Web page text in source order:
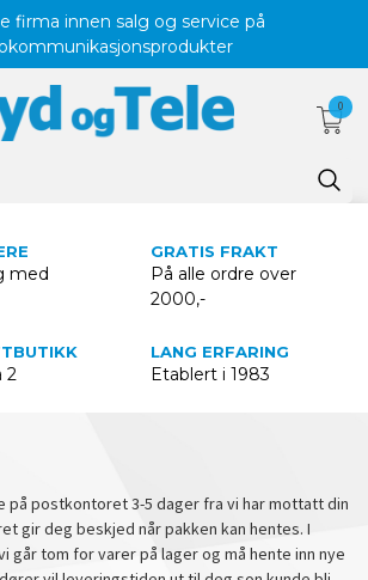
firma innen salg og service på
0
med
GRATIS FRAKT
På alle ordre over
2000,-
2
LANG ERFARING
Etablert i 1983
på postkontoret 3-5 dager fra vi har mottatt din
gir deg beskjed når pakken kan hentes. I
går tom for varer på lager og må hente inn nye